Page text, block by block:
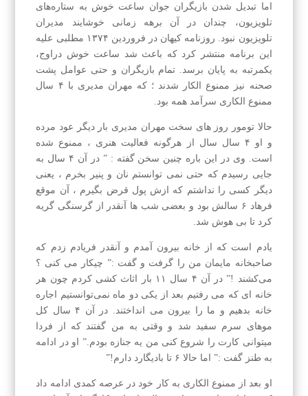
اما تبدیل شدن بازیگران جوان ساعت خوش به ستاره‌های
تلویزیون، چندان در آن برهه زمانی خوشایند مدیران
تلویزیون نبود. روزنامه کیهان در فروردین ۱۳۷۴ مطلبی علیه
این برنامه منتشر کرد که باعث شد ساعت خوش دراوج،
یکمرتبه به پایان برسد. تمام بازیگران و حتی عوامل پشت
صحنه نیز ممنوع الکار شدند ؛ که مهران مدیری با ۴ سال
ممنوع الکاری سرآمد همه بود.
حالا تومور روز های سخت مهران مدیری بار دیگر عود مرده
و او ۴ سال سال از هرگونه فعالیت هنری ، ممنوع شده
است. وی در این باره چنین سخن گفته : ” در آن ۴ سال به
جایی رسیدم که حتی نمی توانستم نان و پنیر بخرم ، یعنی
دیگر کسی را نداشتم که ازش پول قرض بگیرم ، آن موقع
فرهاد ۶ سالش بود و بعضی شب ها آنقدر از گرسنگی گریه
کرد تا بی هوش شد.
یادم است که از خانه بیرون آمدم و آنقدر فریادم زدم که
صاحبخانه مایمان من را گرفت و گفت :” چیکار می کنی ؟
می‌کشند !” در آن ۴ سال ۱۱ بار اثاث کشی کردم چون هر
خانه ای که می رفتیم بعد از یکی دو ماه نمی‌توانستیم اجاره
خانه بدهیم و ما را بیرون می انداختند. در آن ۴ سال کل
موهای سرم سفید شد و وقتی به من گفتند که از فردا
میتوانی کارت را شروع کنی من یه جنازه بودم.” او در ادامه
به طنز گفت :” اما حالا ۶ تا بادیگارد دارم!”
او بعد از ممنوع الکاری به کار خود در عرصه کمدی ادامه داد